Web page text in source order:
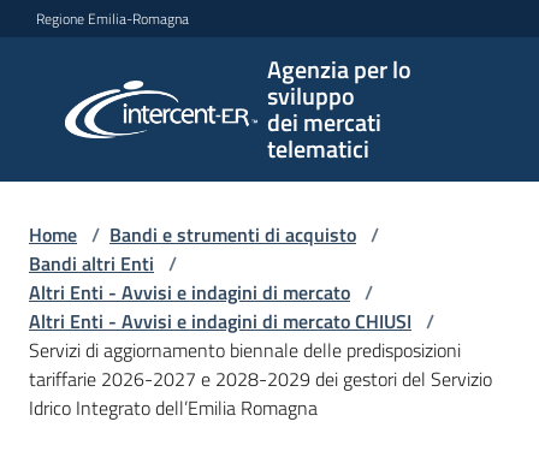
Vai al contenuto
Vai alla navigazione
Vai al footer
Regione Emilia-Romagna
Agenzia per lo
sviluppo
dei mercati
telematici
per lo
sviluppo
telematici
L'Agenzia
Home / Bandi e strumenti di acquisto /
Bandi altri Enti /
Altri Enti - Avvisi e indagini di mercato /
Altri Enti - Avvisi e indagini di mercato CHIUSI /
Servizi di aggiornamento biennale delle predisposizioni
tariffarie 2026-2027 e 2028-2029 dei gestori del Servizio
Idrico Integrato dell’Emilia Romagna